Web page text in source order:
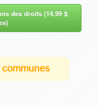
des droits (14,99 $